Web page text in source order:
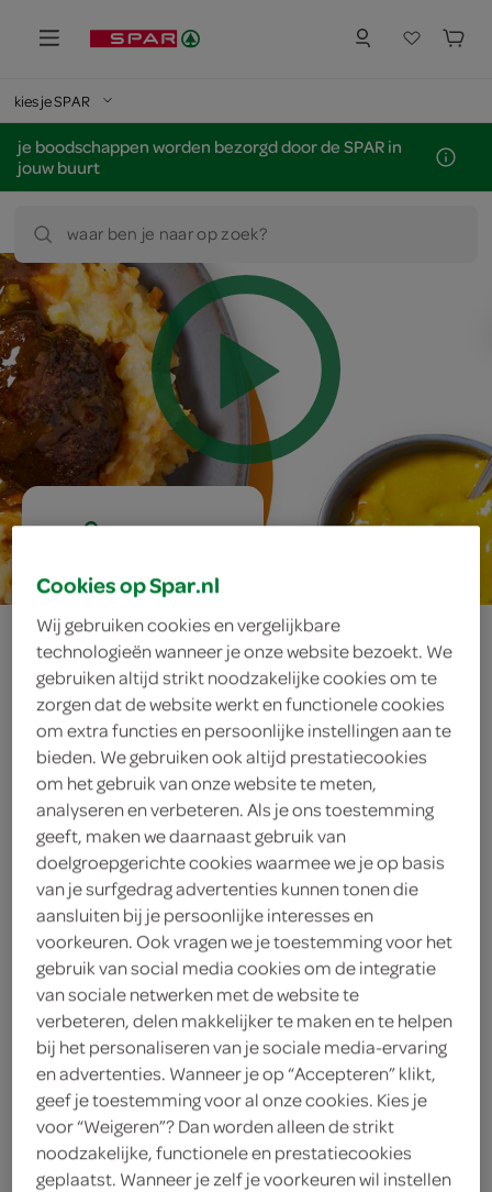
kies je SPAR
je boodschappen worden bezorgd door de SPAR in
jouw buurt
waar ben je naar op zoek?
2 personen
snelle hutspot
ingrediënten
1 zout
1 versgemalen peper
1 eetlepel piccalilly
2 gebraden gehaktballen
15 centiliter melk
1 klont boter
300 gram hutspotgroente
(gesneden ui en winterwortel)
Cookies op Spar.nl
Wij gebruiken cookies en vergelijkbare
technologieën wanneer je onze website bezoekt. We
gebruiken altijd strikt noodzakelijke cookies om te
zorgen dat de website werkt en functionele cookies
om extra functies en persoonlijke instellingen aan te
bieden. We gebruiken ook altijd prestatiecookies
om het gebruik van onze website te meten,
analyseren en verbeteren. Als je ons toestemming
geeft, maken we daarnaast gebruik van
doelgroepgerichte cookies waarmee we je op basis
van je surfgedrag advertenties kunnen tonen die
aansluiten bij je persoonlijke interesses en
voorkeuren. Ook vragen we je toestemming voor het
gebruik van social media cookies om de integratie
van sociale netwerken met de website te
verbeteren, delen makkelijker te maken en te helpen
bij het personaliseren van je sociale media-ervaring
en advertenties. Wanneer je op “Accepteren” klikt,
geef je toestemming voor al onze cookies. Kies je
voor “Weigeren”? Dan worden alleen de strikt
noodzakelijke, functionele en prestatiecookies
geplaatst. Wanneer je zelf je voorkeuren wil instellen